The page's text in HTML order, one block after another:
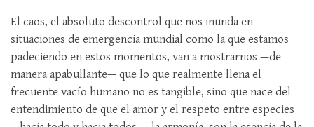
El caos, el absoluto descontrol que nos inunda en
situaciones de emergencia mundial como la que estamos
padeciendo en estos momentos, van a mostrarnos —de
manera apabullante— que lo que realmente llena el
frecuente vacío humano no es tangible, sino que nace del
entendimiento de que el amor y el respeto entre especies